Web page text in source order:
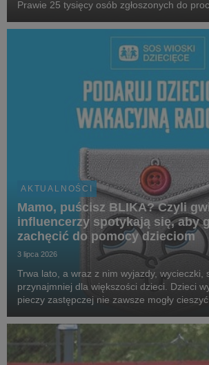
Prawie 25 tysięcy osób zgłoszonych do
pod wpływem alkoholu. W 2025 roku...
AKTUALNOŚCI
Mamo, puścisz BLIKA? Czyli
influencerzy spotykają się, aby
zachęcić do pomocy dzieciom
3 lipca 2026
Trwa lato, a wraz z nim wyjazdy, wycieczki,
przynajmniej dla większości dzieci. Dzieci
pieczy zastępczej nie zawsze mogły
SOS Wiosek Dziecięcych, gwiazdy,...